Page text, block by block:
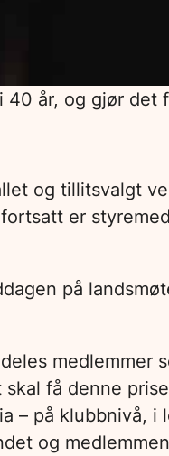
år, og gjør det
og tillitsvalgt
er
på
få denne
– på klubbnivå,
og